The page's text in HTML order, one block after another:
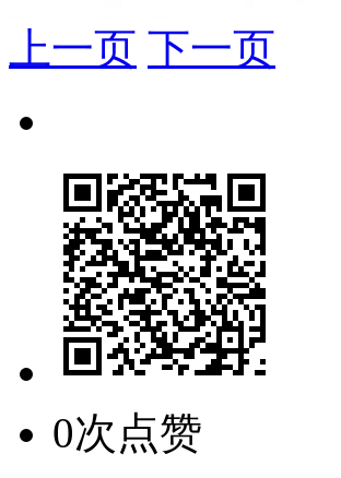
上一页 下一页
0次点赞